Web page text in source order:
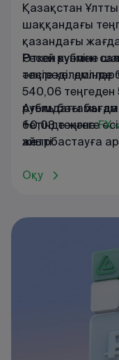
Қазақстан
шаққандағы
қазандағы
Ресей рубліне
теңге көлемінде
Өткен күнмен
әлсіреді:
540,06 теңгеден
рубль бағамы да
+0,03 теңгеге
жетті.
Ағымдағы
бетіндежәнеFX-
айырбастауға
Оқу